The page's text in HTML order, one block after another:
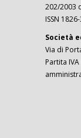
202/2003
ISSN
Società
Via di
Partita